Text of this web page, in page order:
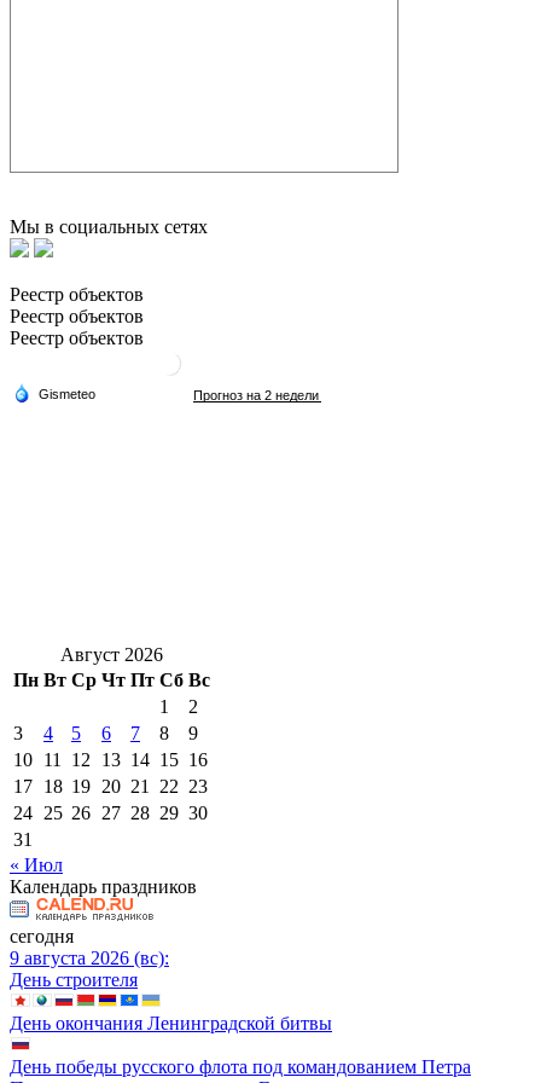
Мы в социальных сетях
Реестр объектов
Реестр объектов
Реестр объектов
Август 2026
Пн Вт Ср Чт Пт Сб Вс
1
2
3
4 5 6 7 8
9
10 11 12 13 14 15 16
17 18 19 20 21 22 23
24 25 26 27 28 29 30
31
« Июл
Календарь праздников
сегодня
9 августа 2026 (вс):
День строителя
День окончания Ленинградской битвы
День победы русского флота под командованием Петра